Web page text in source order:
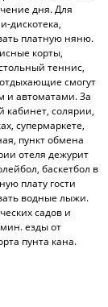
дня. Для
дискотека,
платную няню.
корты,
теннис,
смогут
и автоматами. За
кабинет, солярии,
супермаркете,
пункт обмена
отеля дежурит
баскетбол в
плату гости
водные лыжи.
садов и
езды от
пунта кана.